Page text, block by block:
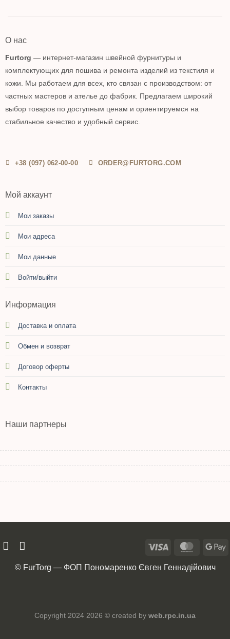
О нас
Furtorg — интернет-магазин швейной фурнитуры и
комплектующих для пошива и ремонта изделий из текстиля и
кожи. Мы работаем для всех, кто связан с производством: от
частных мастеров и ателье до фабрик. Предлагаем широкий
выбор товаров по доступным ценам и ориентируемся на
стабильное качество и удобный сервис.
+38 (097) 062-00-00 ORDER@FURTORG.COM
Мой аккаунт
Мои заказы
Мои адреса
Мои данные
Войти/выйти
Информация
Доставка и оплата
Обмен и возврат
Договор оферты
Контакты
Наши партнеры
© FurTorg — ФОП Пономаренко Євген Геннадійович
Copyright 2024 2026 © created by web.rpc.in.ua